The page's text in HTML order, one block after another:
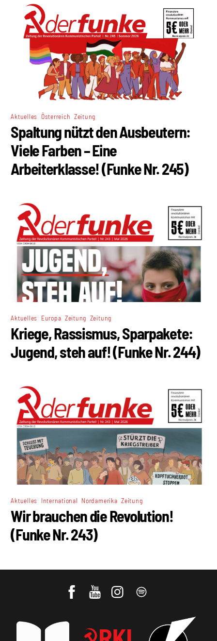
Aktuelles Österreich Zeitung
Spaltung nützt den Ausbeutern:
Viele Farben – Eine
Arbeiterklasse! (Funke Nr. 245)
Aktuelles Europa Zeitung Zeitung
Kriege, Rassismus, Sparpakete:
Jugend, steh auf! (Funke Nr. 244)
Aktuelles International Nordamerika ,Zeitung
Wir brauchen die Revolution!
(Funke Nr. 243)